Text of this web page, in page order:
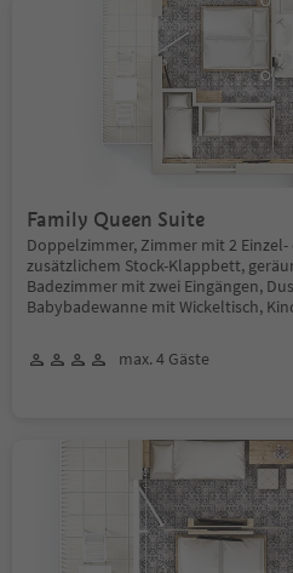
Family Queen Suite
Doppelzimmer, Zimmer mit 2
zusätzlichem Stock-Klappbett,
Badezimmer mit zwei Eingängen,
Babybadewanne mit Wickeltisch,
max. 4 Gäste